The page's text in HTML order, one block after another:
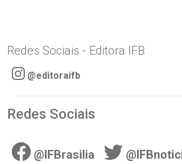
Redes Sociais - Editora IFB
@editoraifb
Redes Sociais
@IFBrasilia